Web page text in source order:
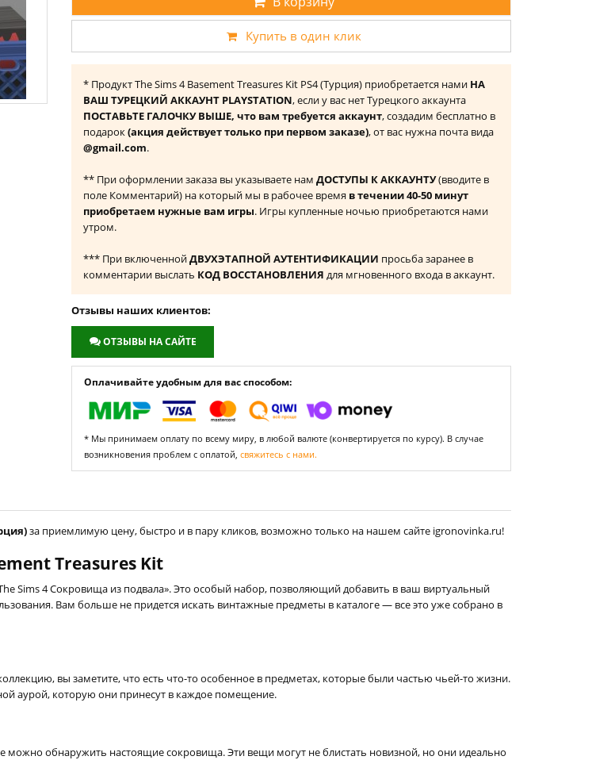
Купить в один клик
* Продукт The Sims 4 Basement Treasures Kit PS4 (Турция) приобретается нами НА
ВАШ ТУРЕЦКИЙ АККАУНТ PLAYSTATION, если у вас нет Турецкого аккаунта
ПОСТАВЬТЕ ГАЛОЧКУ ВЫШЕ, что вам требуется аккаунт, создадим бесплатно в
подарок(акция действует только при первом заказе), от вас нужна почта вида
@gmail.com.
** При оформлении заказа вы указываете нам ДОСТУПЫ К АККАУНТУ(вводите в
поле Комментарий) на который мы в рабочее время в течении 40-50 минут
приобретаем нужные вам игры. Игры купленные ночью приобретаются нами
утром.
*** При включеннойДВУХЭТАПНОЙ АУТЕНТИФИКАЦИИ просьба заранее в
комментарии выслать КОД ВОССТАНОВЛЕНИЯ для мгновенного входа в аккаунт.
Отзывы наших клиентов:
ОТЗЫВЫ НА САЙТЕ
Оплачивайте удобным для вас способом:
* Мы принимаем оплату по всему миру, в любой валюте (конвертируется по курсу). В случае
возникновения проблем с оплатой, свяжитесь с нами.
за приемлимую цену, быстро и в пару кликов, возможно только на нашем сайте igronovinka.ru!
Treasures Kit
Sims 4 Сокровища из подвала». Это особый набор, позволяющий добавить в ваш виртуальный
Вам больше не придется искать винтажные предметы в каталоге — все это уже собрано в
вы заметите, что есть что-то особенное в предметах, которые были частью чьей-то жизни.
аурой, которую они принесут в каждое помещение.
обнаружить настоящие сокровища. Эти вещи могут не блистать новизной, но они идеально